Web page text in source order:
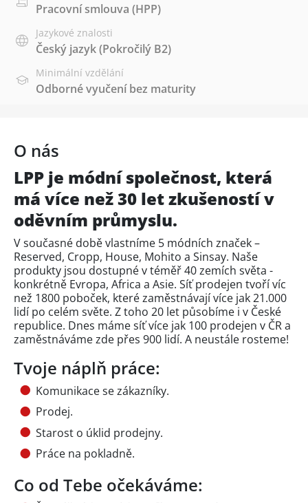
Pracovní smlouva (HPP)
Jazykové znalosti
Český jazyk(Pokročilý B2)
Minimální vzdělání
Odborné vyučení bez maturity
O nás
LPP je módní společnost, která
má více než 30 let zkušeností v
oděvním průmyslu.
V současné době vlastníme 5 módních značek –
Reserved, Cropp, House, Mohito a Sinsay. Naše
produkty jsou dostupné v téměř 40 zemích světa -
konkrétně Evropa, Africa a Asie. Síť prodejen tvoří víc
než 1800 poboček, které zaměstnávají více jak 21.000
lidí po celém světe. Z toho 20 let působíme i v České
republice. Dnes máme síť více jak 100 prodejen v ČR a
zaměstnáváme zde přes 900 lidí. A neustále rosteme!
Tvoje náplň práce:
Komunikace se zákazníky.
Prodej.
Starost o úklid prodejny.
Práce na pokladně.
Co od Tebe očekáváme: